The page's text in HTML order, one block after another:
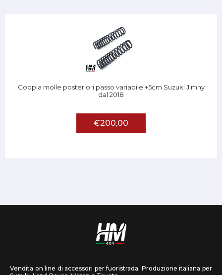
Coppia molle posteriori passo variabile +5cm Suzuki Jimny
dal 2018
€200,00
Vendita on line di accessori per fuoristrada. Produzione italiana per